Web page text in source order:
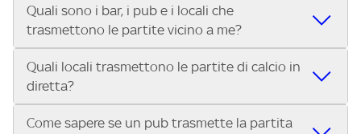
Quali sono i bar, i pub e i locali che
trasmettono le partite vicino a me?
Se cerchi un bar, pub, ristorante o locale vicino a te per
vedere le partite di Serie A ENILIVE, la Serie C Sky Wifi, la
UEFA Champions League, la UEFA Europa League, la UEFA
Conference League, il Tennis, la Formula 1®, la MotoGP™ e
Quali locali trasmettono le partite di calcio in
diretta?
Vuoi sapere quali bar, pub o ristoranti mostrano le partite
Come sapere se un pub trasmette la partita